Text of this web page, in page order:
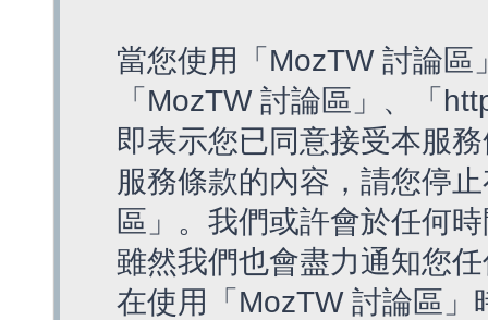
當您使用「MozTW 討論
「MozTW 討論區」、「
即表示您已同意接受本服
服務條款的內容，請您停
區」。我們或許會於任何
雖然我們也會盡力通知您
在使用「MozTW 討論區